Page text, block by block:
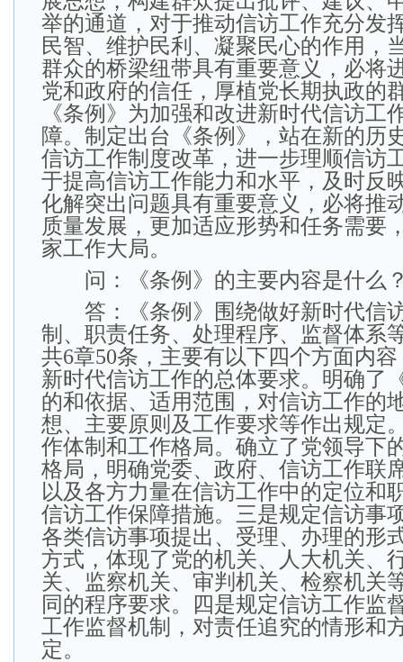
举的通道，对于推动信访工作充分发
民智、维护民利、凝聚民心的作用，
群众的桥梁纽带具有重要意义，必将
党和政府的信任，厚植党长期执政的
《条例》为加强和改进新时代信访工
障。制定出台《条例》，站在新的历
信访工作制度改革，进一步理顺信访
于提高信访工作能力和水平，及时反
化解突出问题具有重要意义，必将推
质量发展，更加适应形势和任务需要
家工作大局。
问：《条例》的主要内容是什么
答：《条例》围绕做好新时代信
制、职责任务、处理程序、监督体系
共6章50条，主要有以下四个方面内
新时代信访工作的总体要求。明确了
的和依据、适用范围，对信访工作的
想、主要原则及工作要求等作出规定
作体制和工作格局。确立了党领导下
格局，明确党委、政府、信访工作联
以及各方力量在信访工作中的定位和
信访工作保障措施。三是规定信访事
各类信访事项提出、受理、办理的形
方式，体现了党的机关、人大机关、
关、监察机关、审判机关、检察机关
同的程序要求。四是规定信访工作监
工作监督机制，对责任追究的情形和
定。